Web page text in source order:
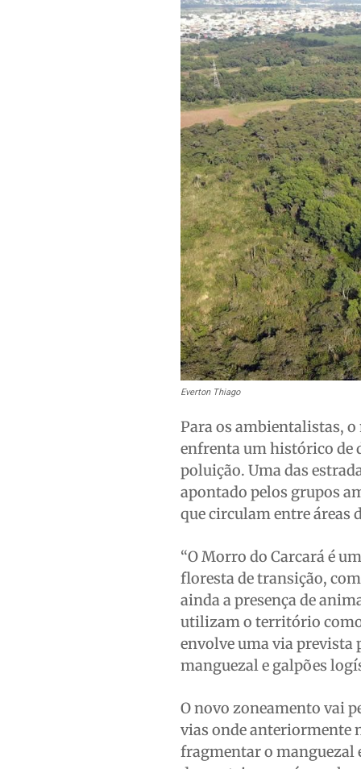
Everton Thiago
Para os ambientalistas,
enfrenta um histórico de
poluição. Uma das
apontado pelos grupos
que circulam entre áreas
“O Morro do Carcará é
floresta de transição,
ainda a presença de
utilizam o território como
envolve uma via prevista
manguezal e galpões
O novo zoneamento vai
vias onde anteriormente
fragmentar o manguezal